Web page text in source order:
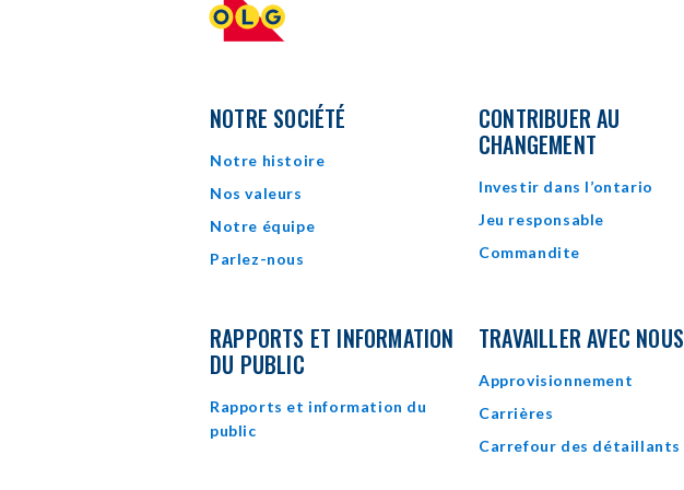
NOTRE SOCIÉTÉ
Notre histoire
Nos valeurs
Notre équipe
Parlez-nous
CONTRIBUER AU
CHANGEMENT
Investir dans l’ontario
Jeu responsable
Commandite
RAPPORTS ET INFORMATION
DU PUBLIC
Rapports et information du
public
TRAVAILLER AVEC NOUS
Approvisionnement
Carrières
Carrefour des détaillants